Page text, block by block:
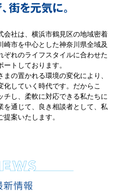
会社は、横浜市鶴見区の地域密着
崎市を中心とした神奈川県全域及
ぞれのライフスタイルに合わせた
トしております。
の置かれる環境の変化により、
していく時代です。 だからこ
チし、柔軟に対応できる私たちに
を通じて、良き相談者として、私
案いたします。